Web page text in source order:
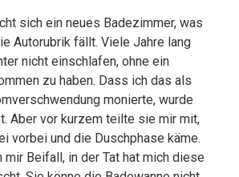
sich ein neues Badezimmer, was
Autorubrik fällt. Viele Jahre lang
nicht einschlafen, ohne ein
zu haben. Dass ich das als
monierte, wurde
Aber vor kurzem teilte sie mir mit,
vorbei und die Duschphase käme.
Beifall, in der Tat hat mich diese